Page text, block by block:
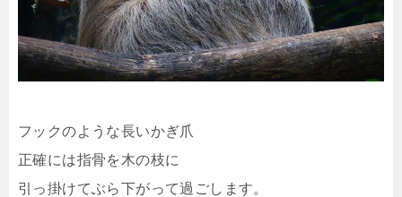
フックのような長いかぎ爪
正確には指骨を木の枝に
引っ掛けてぶら下がって過ごします。